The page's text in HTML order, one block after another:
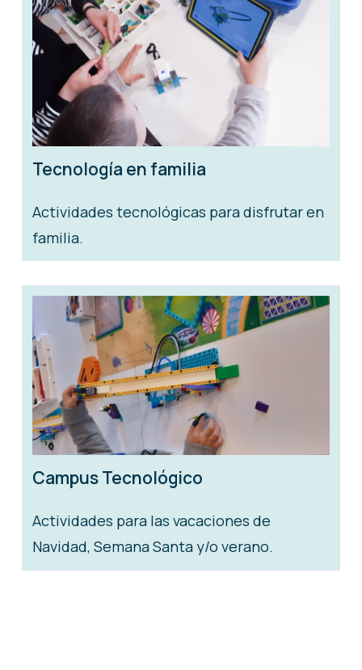
Tecnología en familia
Actividades tecnológicas para disfrutar en
familia.
Campus Tecnológico
Actividades para las vacaciones de
Navidad, Semana Santa y/o verano.